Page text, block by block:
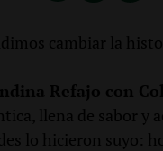
cambiar la
Refajo con
llena de sabor y
lo hicieron suyo: